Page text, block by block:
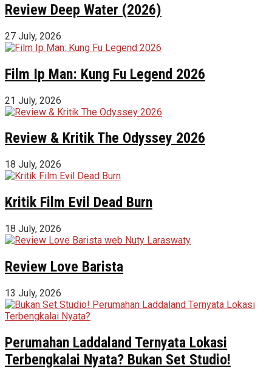
Review Deep Water (2026)
27 July, 2026
Film Ip Man: Kung Fu Legend 2026
21 July, 2026
Review & Kritik The Odyssey 2026
18 July, 2026
Kritik Film Evil Dead Burn
18 July, 2026
Review Love Barista
13 July, 2026
Perumahan Laddaland Ternyata Lokasi
Terbengkalai Nyata? Bukan Set Studio!